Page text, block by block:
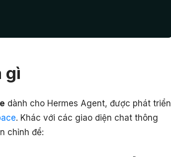
gì
dành cho Hermes Agent, được phát triển
. Khác với các giao diện chat thông
chỉnh để: